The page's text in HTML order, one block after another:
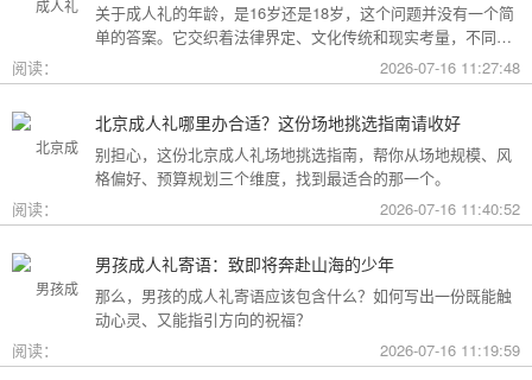
关于成人礼的年龄，是16岁还是18岁，这个问题并没有一个简
单的答案。它交织着法律界定、文化传统和现实考量，不同的
阅读： 2026-07-16 11:27:48
北京成人礼哪里办合适？这份场地挑选指南请收好
别担心，这份北京成人礼场地挑选指南，帮你从场地规模、风
格偏好、预算规划三个维度，找到最适合的那一个。
阅读：
2026-07-16 11:40:52
男孩成人礼寄语：致即将奔赴山海的少年
那么，男孩的成人礼寄语应该包含什么？如何写出一份既能触
动心灵、又能指引方向的祝福？
阅读：
2026-07-16 11:19:59